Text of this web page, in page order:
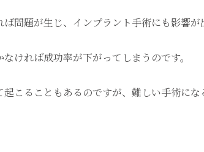
問題が生じ、インプラント手術にも影響が
ければ成功率が下がってしまうのです。
こることもあるのですが、難しい手術に